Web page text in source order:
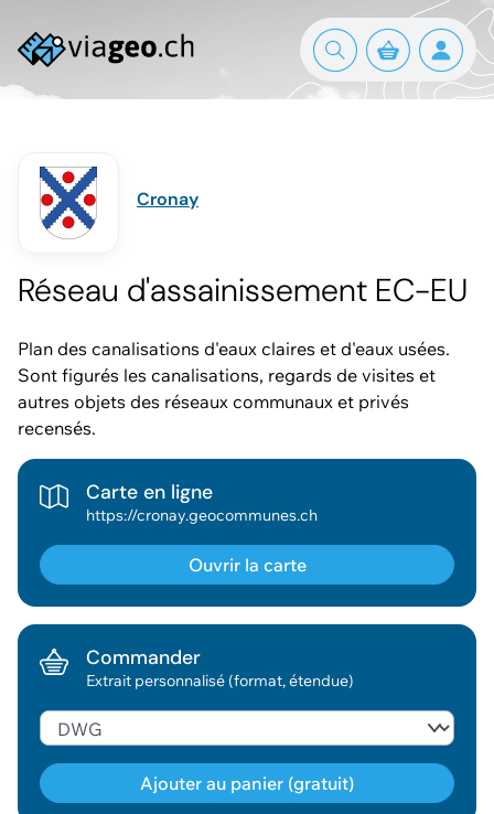
Cronay
Réseau d'assainissement EC-EU
Plan des canalisations d'eaux claires et d'eaux usées.
Sont figurés les canalisations, regards de visites et
autres objets des réseaux communaux et privés
recensés.
Carte en ligne
https://cronay.geocommunes.ch
Ouvrir la carte
Commander
Extrait personnalisé (format, étendue)
Ajouter au panier (gratuit)